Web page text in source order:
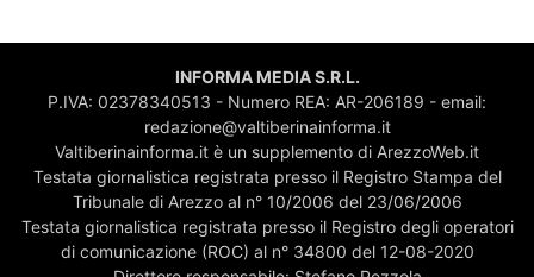
INFORMA MEDIA S.R.L.
P.IVA: 02378340513 - Numero REA: AR-206189 - email:
redazione@valtiberinainforma.it
Valtiberinainforma.it è un supplemento di ArezzoWeb.it
Testata giornalistica registrata presso il Registro Stampa del
Tribunale di Arezzo al n° 10/2006 del 23/06/2006
Testata giornalistica registrata presso il Registro degli operatori
di comunicazione (ROC) al n° 34800 del 12-08-2020